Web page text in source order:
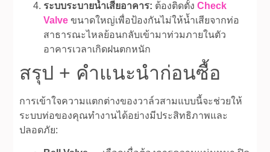
ระบบระบายน้ำเสียอาคาร: ต้องติดตั้งCheck
Valve ขนาดใหญ่เพื่อป้องกันไม่ให้น้ำเสียจากท่อ
สาธารณะไหลย้อนกลับเข้ามาท่วมภายในตัว
อาคารเวลาเกิดฝนตกหนัก
สรุป + คำแนะนำก่อนซื้อ
การเข้าใจความแตกต่างของวาล์วสามแบบนี้จะช่วยให้
ระบบท่อของคุณทำงานได้อย่างมีประสิทธิภาพและ
ปลอดภัย: